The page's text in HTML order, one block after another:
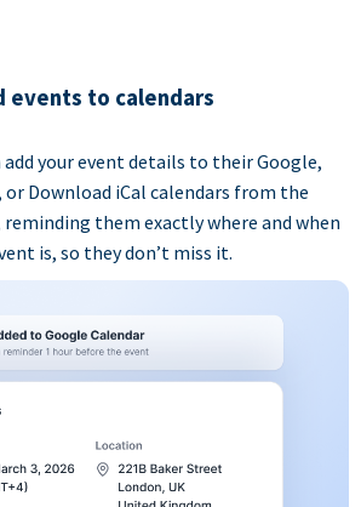
events to calendars
add your event details to their Google,
Download iCal calendars from the
them exactly where and when
is, so they don’t miss it.